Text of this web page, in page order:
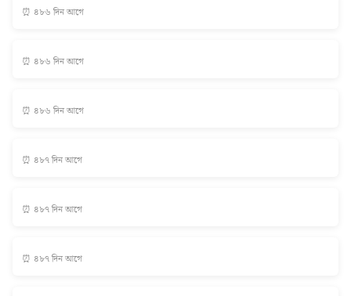
⏰ ৪৮৬ দিন আগে
⏰ ৪৮৬ দিন আগে
⏰ ৪৮৬ দিন আগে
⏰ ৪৮৭ দিন আগে
⏰ ৪৮৭ দিন আগে
⏰ ৪৮৭ দিন আগে